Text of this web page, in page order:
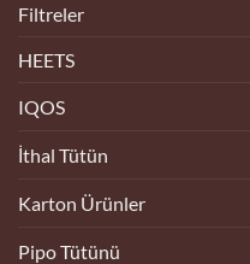
Filtreler
HEETS
IQOS
İthal Tütün
Karton Ürünler
Pipo Tütünü